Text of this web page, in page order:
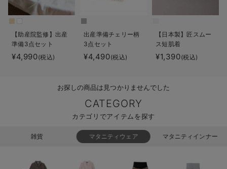
ベビー リュック
ベビー 小物
おむつ関連グッズ
快適機能ウェア特集 パジャマ
erbaviva（エルバビーバ）
安心の日本製。先輩ママが買ってよかった！本当に必要な出産準備品
買って正解！高評価レビューアイテム
冬に可愛いニットがお得！
親子コーデ｜ママとベビーにおすすめ！
便利な育児家電
お部屋映えアイテム
【助産院監修】出産
準備3点セット
¥4,990(税込)
出産準備チェリー柄
3点セット
¥4,490(税込)
【日本製】匠スムー
ス短肌着
¥1,390(税込)
お探しの商品は見つかりませんでした
CATEGORY
カテゴリでアイテムを探す
雑貨 マタニティウェア マタニティインナー